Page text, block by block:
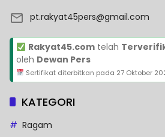
pt.rakyat45pers@gmail.com
Rakyat45.comtelah
oleh Dewan Pers
Sertifikat diterbitkan pada 27 Oktober
KATEGORI
Ragam